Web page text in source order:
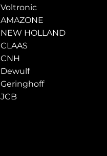
Voltronic
AMAZONE
NEW HOLLAND
CLAAS
CNH
Dewulf
Geringhoff
JCB